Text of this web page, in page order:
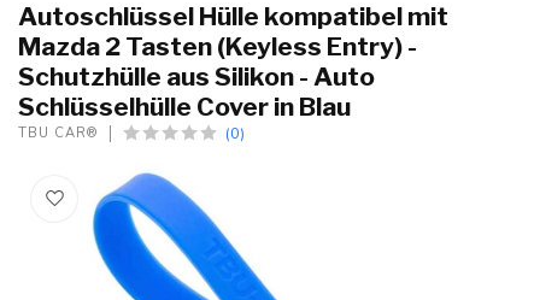
Autoschlüssel Hülle kompatibel mit
Mazda 2 Tasten (Keyless Entry) -
Schutzhülle aus Silikon - Auto
Schlüsselhülle Cover in Blau
TBU CAR® (0)